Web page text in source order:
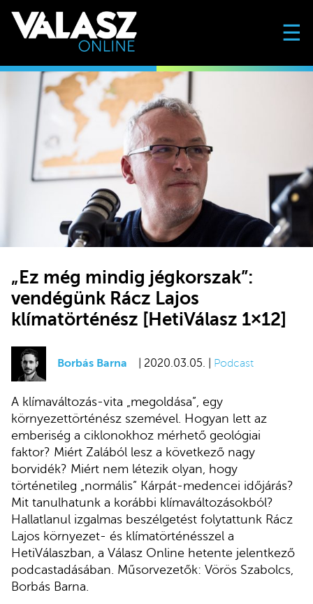
☰
„Ez még mindig jégkorszak”:
vendégünk Rácz Lajos
klímatörténész [HetiVálasz 1×12]
Borbás Barna | 2020.03.05. | Podcast
A klímaváltozás-vita „megoldása”, egy
környezettörténész szemével. Hogyan lett az
emberiség a ciklonokhoz mérhető geológiai
faktor? Miért Zalából lesz a következő nagy
borvidék? Miért nem létezik olyan, hogy
történetileg „normális” Kárpát-medencei időjárás?
Mit tanulhatunk a korábbi klímaváltozásokból?
Hallatlanul izgalmas beszélgetést folytattunk Rácz
Lajos környezet- és klímatörténésszel a
HetiVálaszban, a Válasz Online hetente jelentkező
podcastadásában. Műsorvezetők: Vörös Szabolcs,
Borbás Barna.